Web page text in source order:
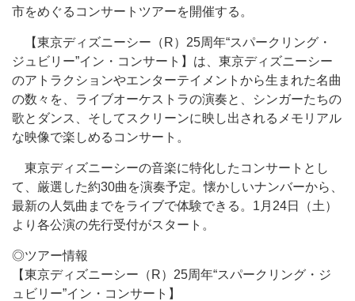
市をめぐるコンサートツアーを開催する。
【東京ディズニーシー（R）25周年“スパークリング・
ジュビリー”イン・コンサート】は、東京ディズニーシー
のアトラクションやエンターテイメントから生まれた名曲
の数々を、ライブオーケストラの演奏と、シンガーたちの
歌とダンス、そしてスクリーンに映し出されるメモリアル
な映像で楽しめるコンサート。
東京ディズニーシーの音楽に特化したコンサートとし
て、厳選した約30曲を演奏予定。懐かしいナンバーから、
最新の人気曲までをライブで体験できる。1月24日（土）
より各公演の先行受付がスタート。
◎ツアー情報
【東京ディズニーシー（R）25周年“スパークリング・ジ
ュビリー”イン・コンサート】